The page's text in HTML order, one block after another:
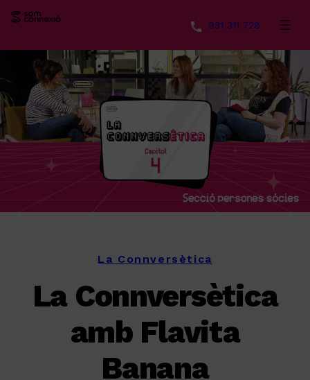
contingut
931 311 728
La Connversètica
La Connversètica
amb Flavita
Banana